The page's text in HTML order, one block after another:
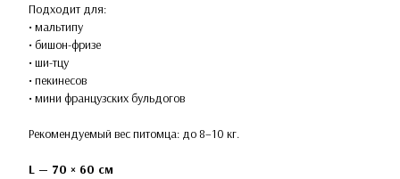
Подходит для:
• мальтипу
• бишон-фризе
• ши-тцу
• пекинесов
• мини французских бульдогов
Рекомендуемый вес питомца: до 8–10 кг.
L — 70 × 60 см